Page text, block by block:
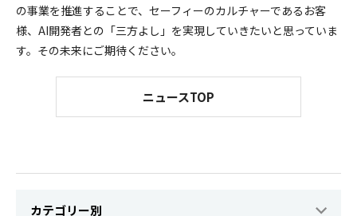
の事業を推進することで、セーフィーのカルチャーであるお客
様、AI開発者との「三方よし」を実現していきたいと思っていま
す。その未来にご期待ください。
ニュースTOP